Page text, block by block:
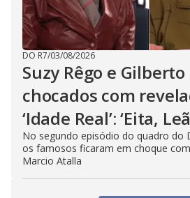
DO R7/03/08/2026
Suzy Rêgo e
chocados com
‘Idade Real’: ‘Eita,
No segundo episódio do quadro do
os famosos ficaram em choque
Marcio Atalla